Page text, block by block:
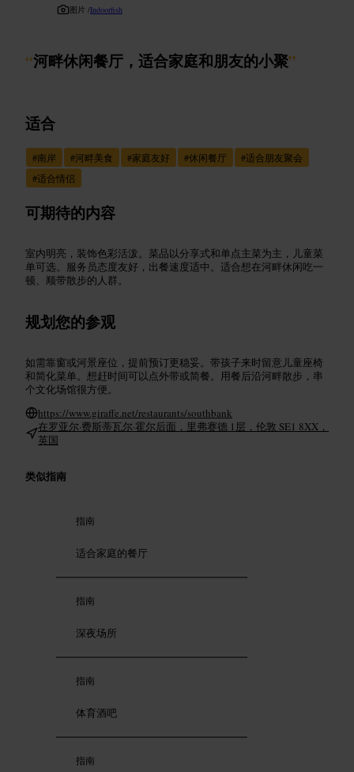
图片 /Indoorfish
“河畔休闲餐厅，适合家庭和朋友的小聚”
适合
#南岸 #河畔美食 #家庭友好 #休闲餐厅 #适合朋友聚会
#适合情侣
可期待的内容
室内明亮，装饰色彩活泼。菜品以分享式和单点主菜为主，儿童菜
单可选。服务员态度友好，出餐速度适中。适合想在河畔休闲吃一
顿、顺带散步的人群。
规划您的参观
如需靠窗或河景座位，提前预订更稳妥。带孩子来时留意儿童座椅
和简化菜单。想赶时间可以点外带或简餐。用餐后沿河畔散步，串
个文化场馆很方便。
https://www.giraffe.net/restaurants/southbank
在罗亚尔·费斯蒂瓦尔·霍尔后面，里弗赛德 1层，伦敦 SE1 8XX，
英国
类似指南
指南
适合家庭的餐厅
指南
深夜场所
指南
体育酒吧
指南